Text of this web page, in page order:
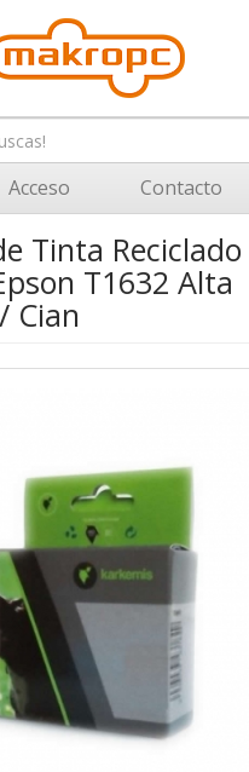
Acceso Contacto
Tinta Reciclado
T1632 Alta
Cian